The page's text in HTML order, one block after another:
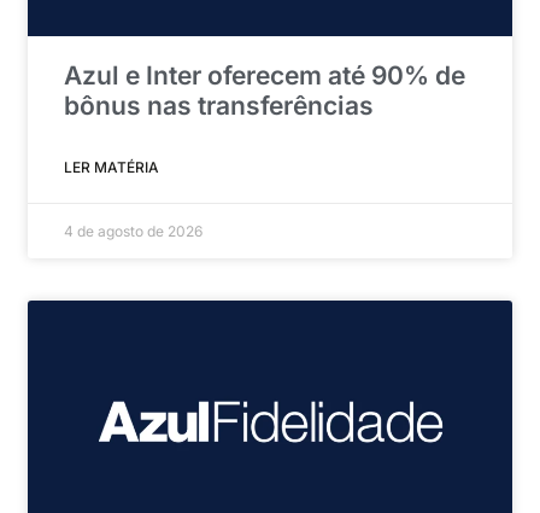
Azul e Inter oferecem até 90% de
bônus nas transferências
LER MATÉRIA
4 de agosto de 2026